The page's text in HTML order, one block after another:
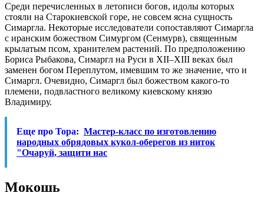
Среди перечисленных в летописи богов, идолы которых
стояли на Старокиевской горе, не совсем ясна сущность
Симаргла. Некоторые исследователи сопоставляют Симаргла
с иранским божеством Симургом (Сенмурв), священным
крылатым псом, хранителем растений. По предположению
Бориса Рыбакова, Симаргл на Руси в XII–XIII веках был
заменен богом Переплутом, имевшим то же значение, что и
Симаргл. Очевидно, Симаргл был божеством какого-то
племени, подвластного великому киевскому князю
Владимиру.
Еще про Тора: Мастер-класс по изготовлению
народных обрядовых кукол-оберегов из ниток
"Очаруй, защити нас
Мокошь